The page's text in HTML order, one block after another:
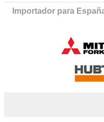
Importador para